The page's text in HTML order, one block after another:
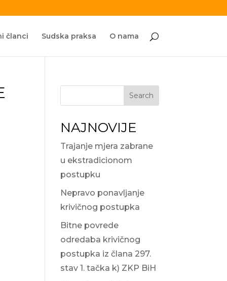
članci Sudska praksa O nama
Search
NAJNOVIJE
Trajanje mjera zabrane
u ekstradicionom
postupku
Nepravo ponavljanje
krivičnog postupka
Bitne povrede
odredaba krivičnog
postupka iz člana 297.
stav 1. tačka k) ZKP BiH